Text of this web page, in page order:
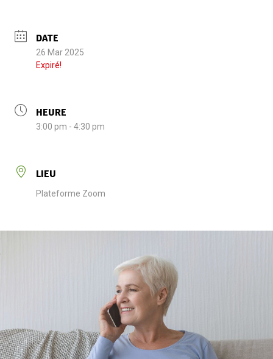
DATE
26 Mar 2025
Expiré!
HEURE
3:00 pm - 4:30 pm
LIEU
Plateforme Zoom